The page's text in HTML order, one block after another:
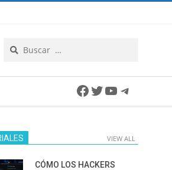
Facebook
Twitter
YouTube
VIEW ALL
CÓMO LOS HACKERS